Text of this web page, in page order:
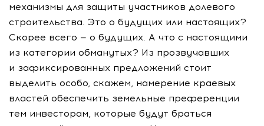
механизмы для защиты участников долевого
строительства. Это о будущих или настоящих?
Скорее всего — о будущих. А что с настоящими
из категории обманутых? Из прозвучавших
и зафиксированных предложений стоит
выделить особо, скажем, намерение краевых
властей обеспечить земельные преференции
тем инвесторам, которые будут браться